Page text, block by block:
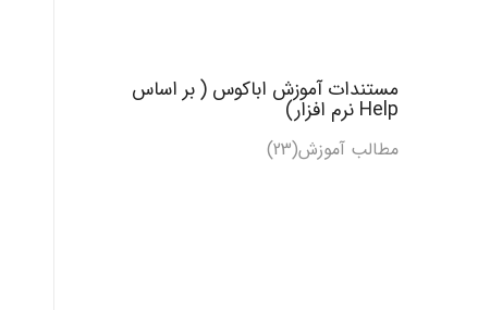
مستندات آموزش اباکوس ( بر اساس
Help نرم افزار)
مطالب آموزش(23)